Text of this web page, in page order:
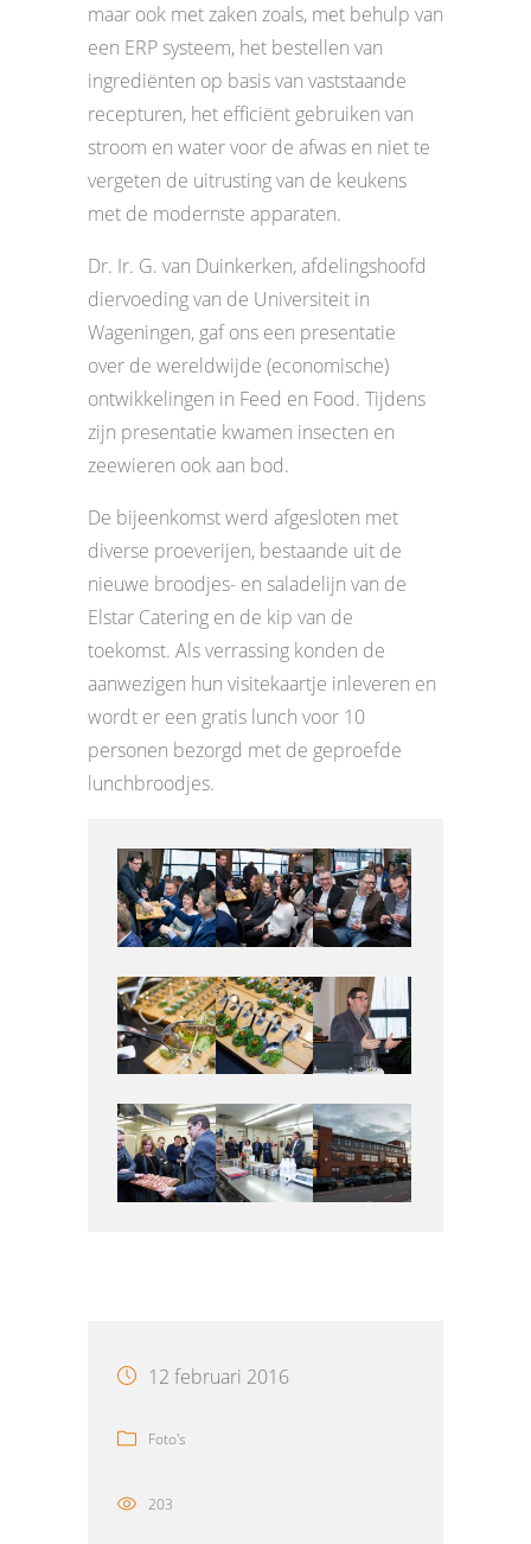
maar ook met zaken zoals, met behulp van
een ERP systeem, het bestellen van
ingrediënten op basis van vaststaande
recepturen, het efficiënt gebruiken van
stroom en water voor de afwas en niet te
vergeten de uitrusting van de keukens
met de modernste apparaten.
Dr. Ir. G. van Duinkerken, afdelingshoofd
diervoeding van de Universiteit in
Wageningen, gaf ons een presentatie
over de wereldwijde (economische)
ontwikkelingen in Feed en Food. Tijdens
zijn presentatie kwamen insecten en
zeewieren ook aan bod.
De bijeenkomst werd afgesloten met
diverse proeverijen, bestaande uit de
nieuwe broodjes- en saladelijn van de
Elstar Catering en de kip van de
toekomst. Als verrassing konden de
aanwezigen hun visitekaartje inleveren en
wordt er een gratis lunch voor 10
personen bezorgd met de geproefde
lunchbroodjes.
12 februari 2016
Foto's
203